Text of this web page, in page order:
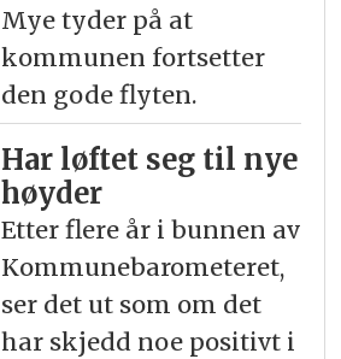
Mye tyder på at
kommunen fortsetter
den gode flyten.
Har løftet seg til nye
høyder
Etter flere år i bunnen av
Kommunebarometeret,
ser det ut som om det
har skjedd noe positivt i